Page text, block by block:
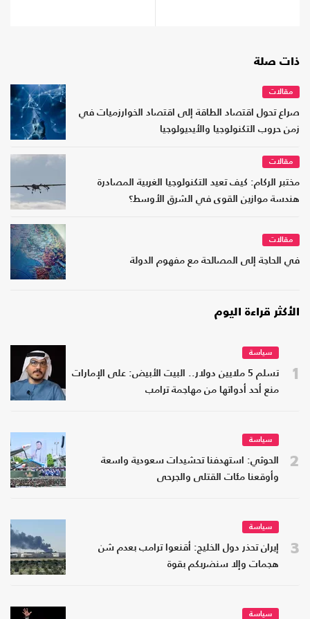
ذات صلة
مقالات
صراع تحول اقتصاد الطاقة إلى اقتصاد الخوارزميات في
زمن حروب التكنولوجيا والأيديولوجيا
مقالات
مختبر الركام: كيف تعيد التكنولوجيا الغربية المصادرة
هندسة موازين القوى في الشرق الأوسط؟
مقالات
في الحاجة إلى المصالحة مع مفهوم الدولة
الأكثر قراءة اليوم
1
سياسة
تسلم 5 ملايين دولار.. البيت الأبيض: على الإمارات
منع أحد أدواتها من مهاجمة ترامب
2
سياسة
الحوثي: استهدفنا تحشيدات سعودية واسعة
وأوقعنا مئات القتلى والجرحى
3
سياسة
إيران تحذر دول الخليج: أقنعوا ترامب بعدم شن
هجمات وإلا سنضربكم بقوة
سياسة